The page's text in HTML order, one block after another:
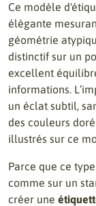
Ce modèle
élégante
géométrie
distinctif sur un
excellent
informations.
un éclat subtil,
des couleurs
illustrés sur ce
Parce que ce
comme sur un
créer une